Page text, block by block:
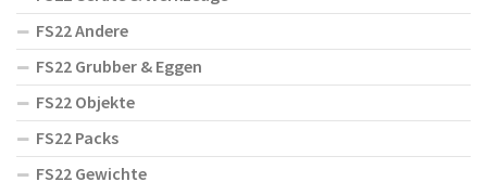
FS22 Andere
FS22 Grubber & Eggen
FS22 Objekte
FS22 Packs
FS22 Gewichte